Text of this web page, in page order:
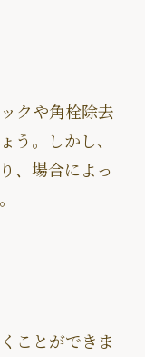
クや角栓除去
う。しかし、
、場合によっ
ことができま